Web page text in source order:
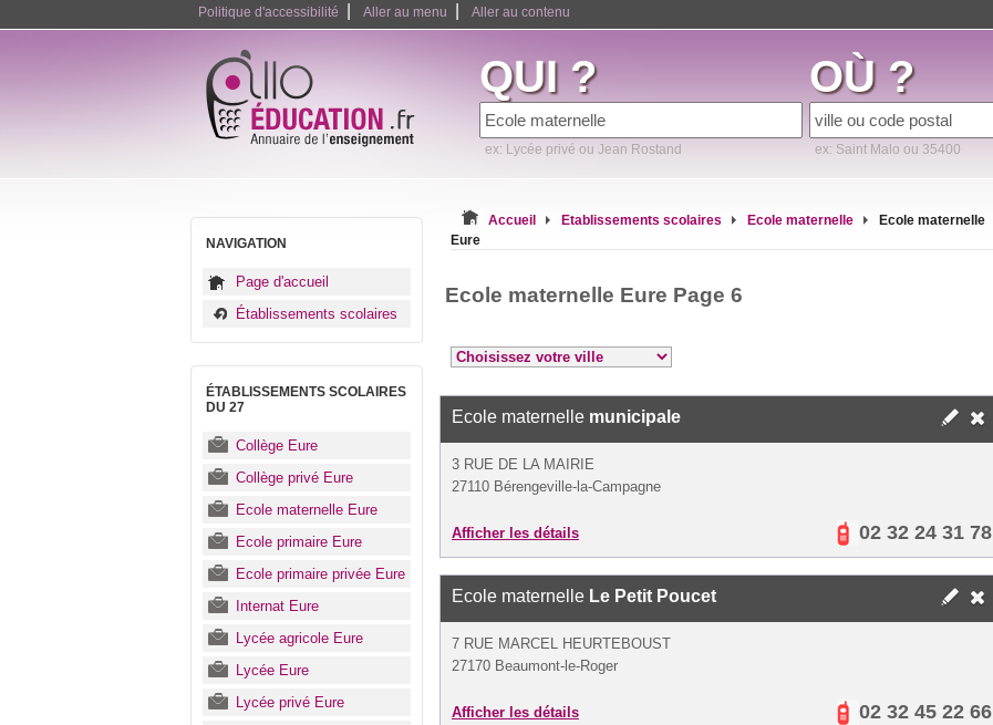
Politique d'accessibilité Aller au menu Aller au contenu
QUI ?
ex: Lycée privé ou Jean Rostand
OÙ ?
ex: Saint Malo ou 35400
NAVIGATION
Page d'accueil
Établissements scolaires
ÉTABLISSEMENTS SCOLAIRES
DU 27
Collège Eure
Collège privé Eure
Ecole maternelle Eure
Ecole primaire Eure
Ecole primaire privée Eure
Internat Eure
Lycée agricole Eure
Lycée Eure
Lycée privé Eure
Accueil Etablissements scolaires Ecole maternelle
Ecole maternelle
Eure
Ecole maternelle Eure Page 6
Ecole maternelle municipale
3 RUE DE LA MAIRIE
27110 Bérengeville-la-Campagne
Afficher les détails 02 32 24 31 78
Ecole maternelle Le Petit Poucet
7 RUE MARCEL HEURTEBOUST
27170 Beaumont-le-Roger
Afficher les détails 02 32 45 22 66